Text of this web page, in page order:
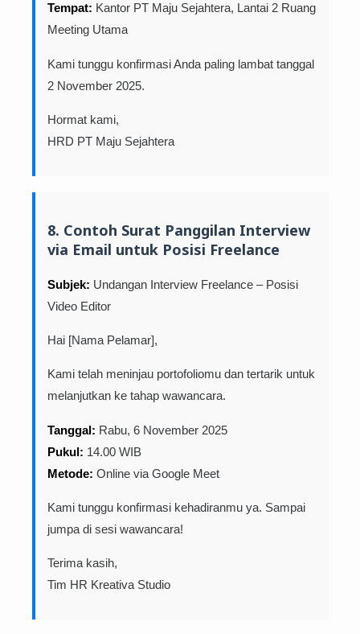
Tempat: Kantor PT Maju Sejahtera, Lantai 2 Ruang
Meeting Utama
Kami tunggu konfirmasi Anda paling lambat tanggal
2 November 2025.
Hormat kami,
HRD PT Maju Sejahtera
8. Contoh Surat Panggilan Interview
via Email untuk Posisi Freelance
Subjek: Undangan Interview Freelance – Posisi
Video Editor
Hai [Nama Pelamar],
Kami telah meninjau portofoliomu dan tertarik untuk
melanjutkan ke tahap wawancara.
Tanggal: Rabu, 6 November 2025
Pukul: 14.00 WIB
Metode: Online via Google Meet
Kami tunggu konfirmasi kehadiranmu ya. Sampai
jumpa di sesi wawancara!
Terima kasih,
Tim HR Kreativa Studio